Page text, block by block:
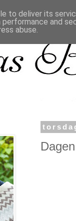
to deliver its
performance and
abuse.